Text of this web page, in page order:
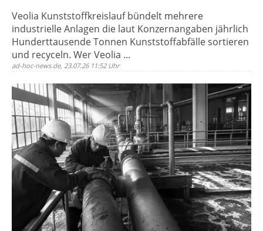
Veolia Kunststoffkreislauf bündelt mehrere
industrielle Anlagen die laut Konzernangaben jährlich
Hunderttausende Tonnen Kunststoffabfälle sortieren
und recyceln. Wer Veolia ...
ad-hoc-news.de, 23.07.26 11:52 Uhr